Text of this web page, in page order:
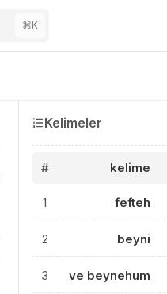
⌘K
Kelimeler
# kelime
1 fefteh
2 beyni
3 ve beynehum